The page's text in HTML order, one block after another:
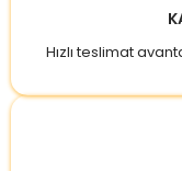
Hızlı teslimat